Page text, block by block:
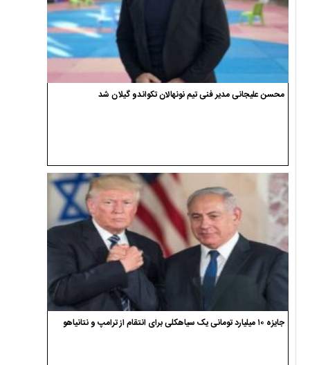
محسن علیجانی مدیر فنی تیم نونهالان تکواندو گیلان شد
جایزه ۱۰ میلیارد تومانی یک سیاهکلی برای انتقام از ترامپ و نتانیاهو